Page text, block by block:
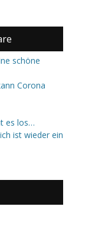
schöne
Corona
es los…
ist wieder ein